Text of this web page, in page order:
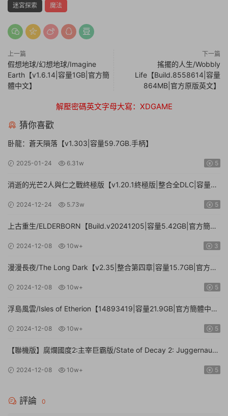
迷宮探索
魔法
上一篇
假想地球/幻想地球/Imagine
Earth【v1.6.14|容量1GB|官方簡
體中文】
下一篇
搖擺的人生/Wobbly
Life【Build.8558614|容量
864MB|官方原版英文】
解壓密碼英文字母大寫：XDGAME
猜你喜歡
卧龍：蒼天隕落【v1.303|容量59.7GB.手柄】
2025-01-24 6.31w 5
消逝的光芒2人與仁之戰終極版【v1.20.1終極版|整合全DLC|容量
2024-12-24 5.73w 5
上古重生/ELDERBORN【Build.v20241205|容量5.42GB|官方簡體
2024-12-08 10w+ 3
漫漫長夜/The Long Dark【v2.35|整合第四章|容量15.7GB|官方簡
2024-12-08 10w+ 5
浮島風雲/Isles of Etherion【14893419|容量21.9GB|官方簡體中
2024-12-08 10w+ 5
【聯機版】腐爛國度2:主宰巨霸版/State of Decay 2: Juggernaut
2024-12-08 10w+ 5
評論 0